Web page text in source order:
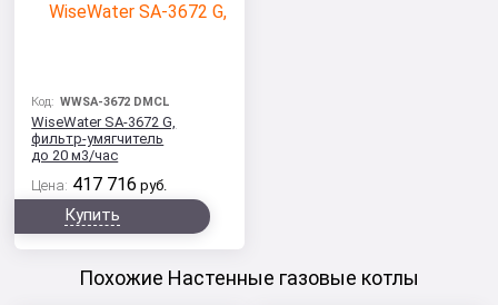
Код:WWSA-3672 DMCL
WiseWater SA-3672 G,
фильтр-умягчитель
до 20 м3/час
Цена: 417 716 руб.
Купить
Похожие Настенные газовые котлы